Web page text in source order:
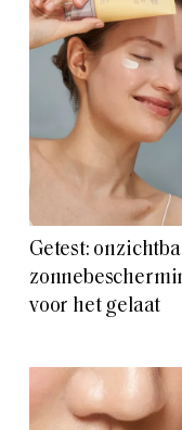
Getest:
voor het gelaat